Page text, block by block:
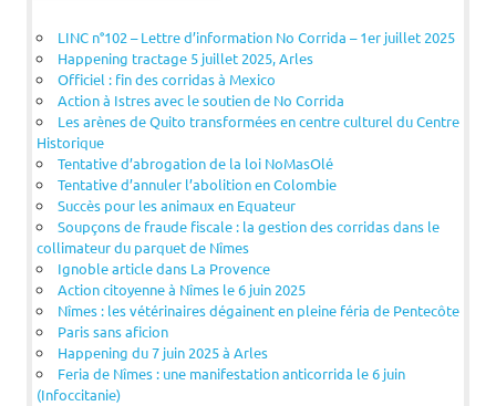
LINC n°102 – Lettre d’information No Corrida – 1er juillet 2025
Happening tractage 5 juillet 2025, Arles
Officiel : fin des corridas à Mexico
Action à Istres avec le soutien de No Corrida
Les arènes de Quito transformées en centre culturel du Centre
Historique
Tentative d’abrogation de la loi NoMasOlé
Tentative d’annuler l’abolition en Colombie
Succès pour les animaux en Equateur
Soupçons de fraude fiscale : la gestion des corridas dans le
collimateur du parquet de Nîmes
Ignoble article dans La Provence
Action citoyenne à Nîmes le 6 juin 2025
Nîmes : les vétérinaires dégainent en pleine féria de Pentecôte
Paris sans aficion
Happening du 7 juin 2025 à Arles
Feria de Nîmes : une manifestation anticorrida le 6 juin
(Infoccitanie)